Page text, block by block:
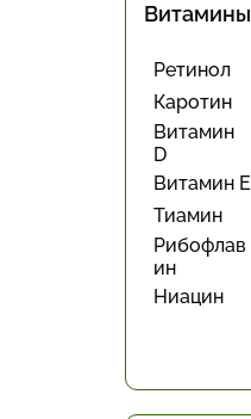
Витамины
Ретинол
Каротин
Витамин
D
Витамин Е
Тиамин
Рибофлав
ин
Ниацин